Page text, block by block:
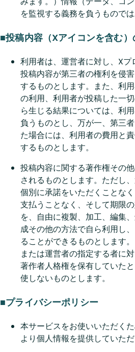
を監視する義務を負うものでは
■投稿内容（Xアイコンを含む
利用者は、運営者に対し、X
投稿内容が第三者の権利を侵
するものとします。また、利
の利用、利用者が投稿した一
ら生じる結果については、利
負うものとし、万が一、第三
た場合には、利用者の費用と
するものとします。
投稿内容に関する著作権その
されるものとします。ただし
個別に承諾をいただくことな
支払うことなく、そして期限
を、自由に複製、加工、編集
成その他の方法で自ら利用し
ることができるものとします
または運営者の指定する者に
著作者人格権を保有していた
使しないものとします。
■プライバシーポリシー
本サービスをお使いいただく
より個人情報を提供していただ